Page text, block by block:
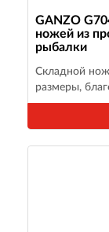
GANZO
ножей из
рыбалки
Складной
размеры,